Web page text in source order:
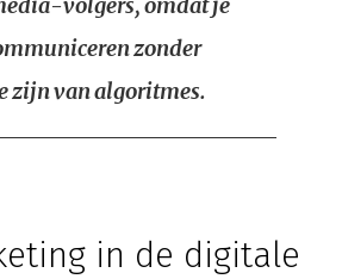
zonder
zijn van algoritmes.
in de digitale